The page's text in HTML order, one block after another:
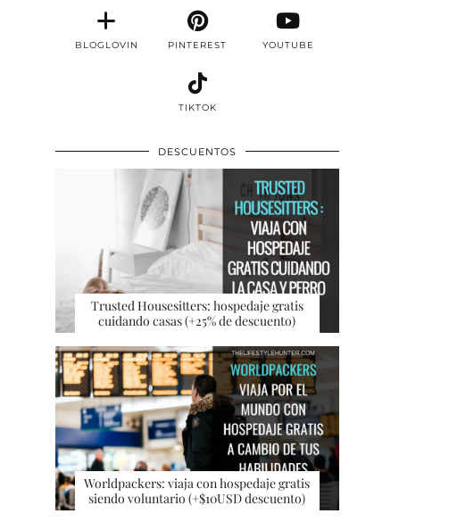
BLOGLOVIN PINTEREST YOUTUBE
TIKTOK
DESCUENTOS
Trusted Housesitters: hospedaje gratis
cuidando casas (+25% de descuento)
Worldpackers: viaja con hospedaje gratis
siendo voluntario (+$10USD descuento)